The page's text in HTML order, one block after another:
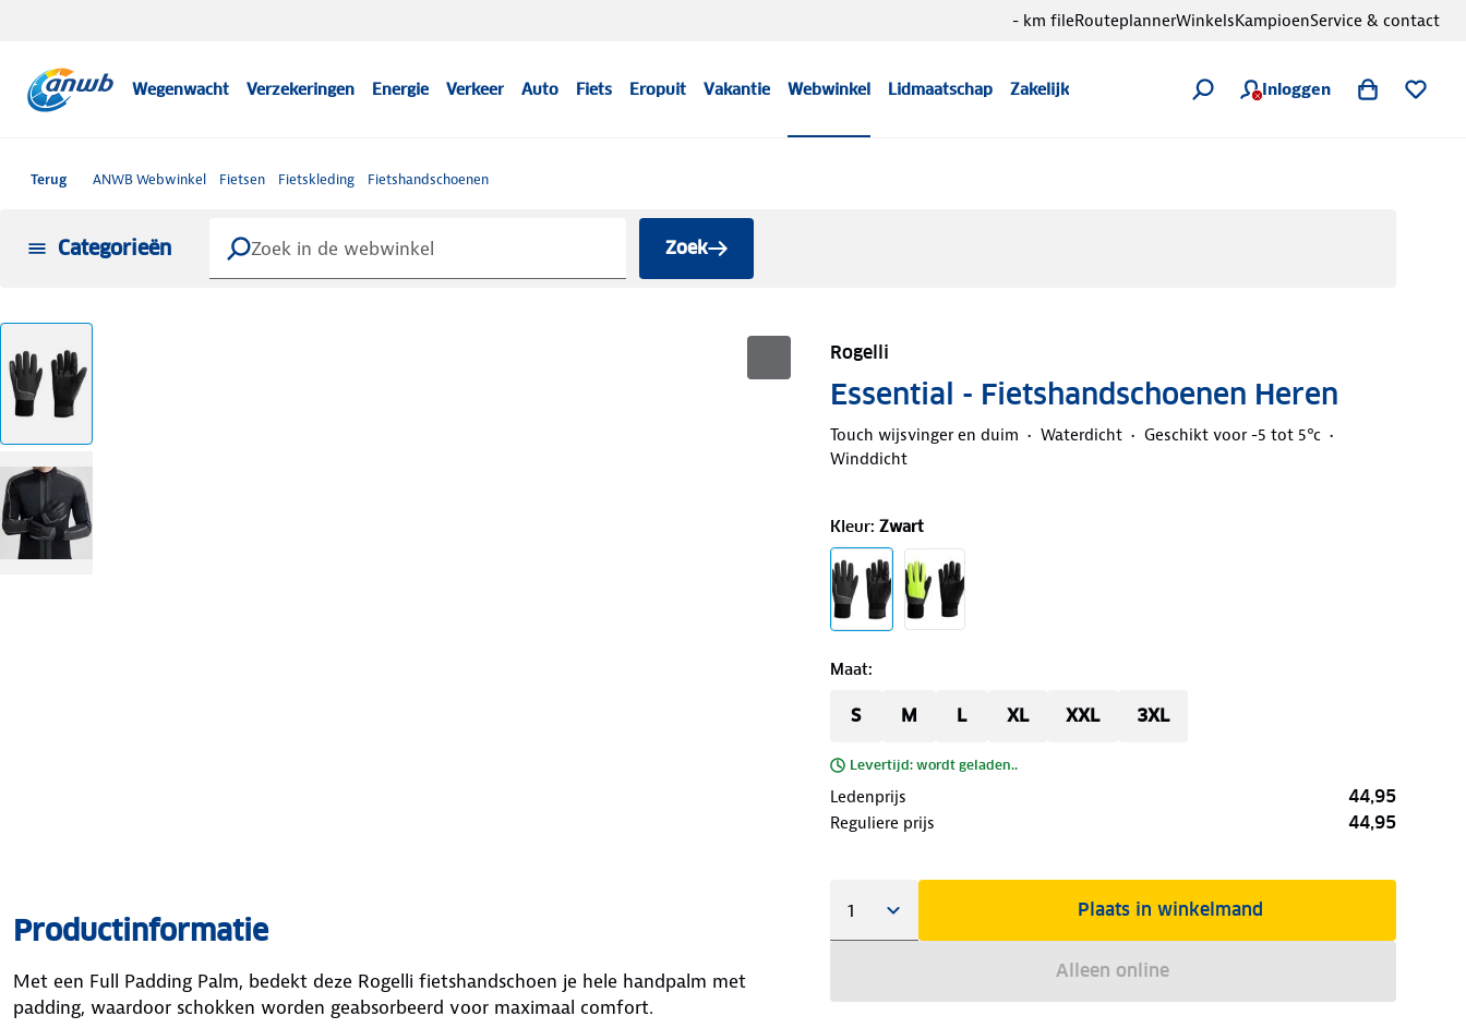
Wegenwacht Verzekeringen Energie Verkeer Auto Fiets Eropuit Vakantie Webwinkel Lidmaatschap Zakelijk Inloggen
- km fileRouteplannerWinkelsKampioenService & contact
Terug ANWB Webwinkel Fietsen Fietskleding Fietshandschoenen
Categorieën Zoek
Rogelli
Essential - Fietshandschoenen Heren
Touch wijsvinger en duim Waterdicht
Geschikt voor -5 tot 5°c
Winddicht
Kleur: Zwart
Maat:
S M L XL XXL 3XL
Levertijd: wordt geladen..
Ledenprijs 44,95
Reguliere prijs 44,95
Plaats in winkelmand
Alleen online
Productinformatie
Met een Full Padding Palm, bedekt deze Rogelli fietshandschoen je hele handpalm met
padding, waardoor schokken worden geabsorbeerd voor maximaal comfort.